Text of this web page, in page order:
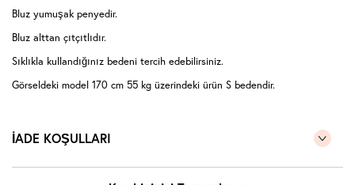
Bluz yumuşak penyedir.
Bluz alttan çıtçıtlıdır.
Sıklıkla kullandığınız bedeni tercih edebilirsiniz.
Görseldeki model 170 cm 55 kg üzerindeki ürün S bedendir.
İADE KOŞULLARI